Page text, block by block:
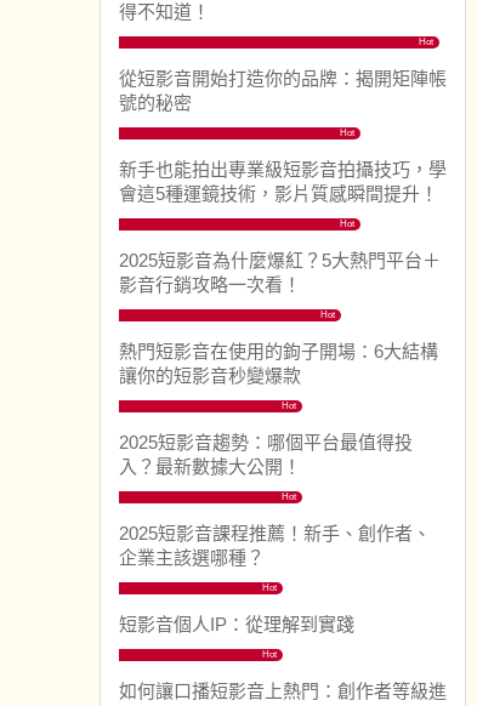
得不知道！
Hot
從短影音開始打造你的品牌：揭開矩陣帳
號的秘密
Hot
新手也能拍出專業級短影音拍攝技巧，學
會這5種運鏡技術，影片質感瞬間提升！
Hot
2025短影音為什麼爆紅？5大熱門平台＋
影音行銷攻略一次看！
Hot
熱門短影音在使用的鉤子開場：6大結構
讓你的短影音秒變爆款
Hot
2025短影音趨勢：哪個平台最值得投
入？最新數據大公開！
Hot
2025短影音課程推薦！新手、創作者、
企業主該選哪種？
Hot
短影音個人IP：從理解到實踐
Hot
如何讓口播短影音上熱門：創作者等級進